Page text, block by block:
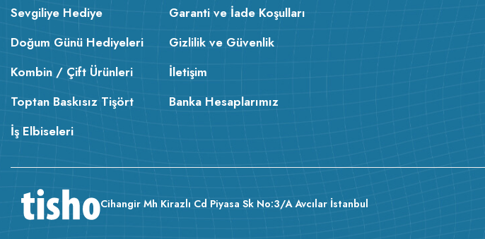
Sevgiliye Hediye
Doğum Günü Hediyeleri
Kombin / Çift Ürünleri
Toptan Baskısız Tişört
İş Elbiseleri
Garanti ve İade Koşulları
Gizlilik ve Güvenlik
İletişim
Banka Hesaplarımız
Cihangir Mh Kirazlı Cd Piyasa Sk No:3/A Avcılar İstanbul